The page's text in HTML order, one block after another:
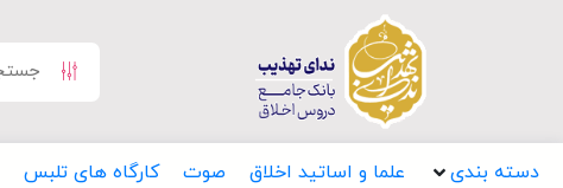
دسته بندی علما و اساتید اخلاق صوت کارگاه های تلبس